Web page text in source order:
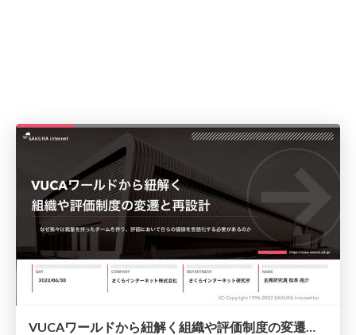
VUCAワールドから紐解く組織や評価制度の変遷と再設計